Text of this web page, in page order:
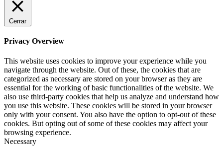
Cerrar
Privacy Overview
This website uses cookies to improve your experience while you
navigate through the website. Out of these, the cookies that are
categorized as necessary are stored on your browser as they are
essential for the working of basic functionalities of the website. We
also use third-party cookies that help us analyze and understand how
you use this website. These cookies will be stored in your browser
only with your consent. You also have the option to opt-out of these
cookies. But opting out of some of these cookies may affect your
browsing experience.
Necessary